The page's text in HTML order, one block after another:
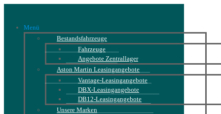
Menü
Bestandsfahrzeuge
Fahrzeuge
Angebote Zentrallager
Aston Martin Leasingangebote
Vantage-Leasingangebote
DBX-Leasingangebote
DB12-Leasingangebote
Unsere Marken